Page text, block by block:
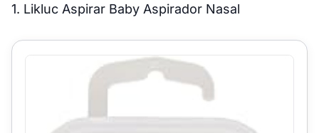
1. Likluc Aspirar Baby Aspirador Nasal